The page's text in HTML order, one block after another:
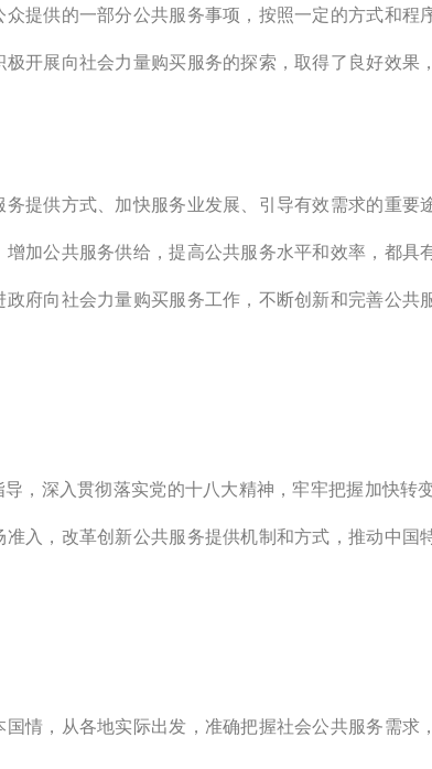
提供的一部分公共服务事项，按照一定的方式和
开展向社会力量购买服务的探索，取得了良好效
提供方式、加快服务业发展、引导有效需求的重要
加公共服务供给，提高公共服务水平和效率，都
府向社会力量购买服务工作，不断创新和完善公共
，深入贯彻落实党的十八大精神，牢牢把握加快
入，改革创新公共服务提供机制和方式，推动中
情，从各地实际出发，准确把握社会公共服务需求